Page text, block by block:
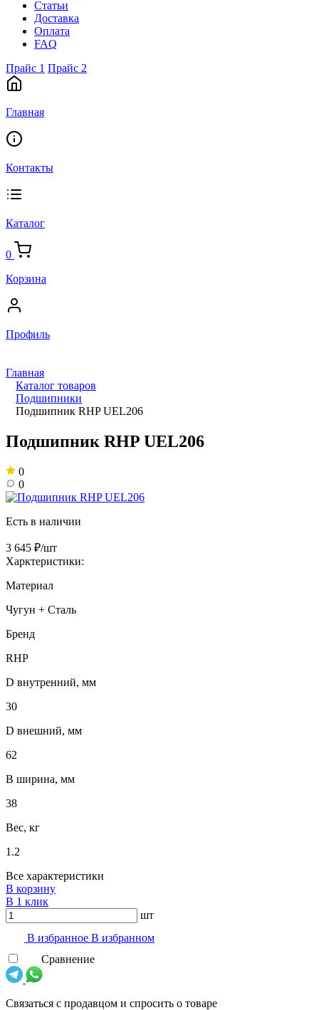
Статьи
Доставка
Оплата
FAQ
Прайс 1 Прайс 2
Главная
Контакты
Каталог
0
Корзина
Профиль
Главная
Каталог товаров
Подшипники
Подшипник RHP UEL206
Подшипник RHP UEL206
0
0
Есть в наличии
3 645 ₽/шт
Харктеристики:
Материал
Чугун + Сталь
Бренд
RHP
D внутренний, мм
30
D внешний, мм
62
B ширина, мм
38
Вес, кг
1.2
Все характеристики
В корзину
В 1 клик
шт
В избранноe В избранном
Сравнение
Связаться с продавцом и спросить о товаре